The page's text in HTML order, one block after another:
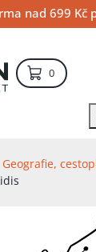
nad 699 Kč
0položek
Geografie,